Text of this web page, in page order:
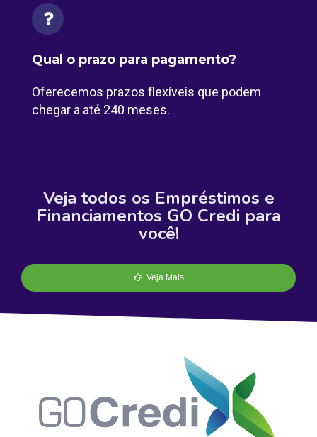
Qual o prazo para pagamento?
Oferecemos prazos flexíveis que podem
chegar a até 240 meses.
Veja todos os Empréstimos e
Financiamentos GO Credi para
você!
Veja Mais